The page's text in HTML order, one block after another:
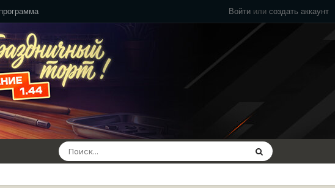
Войти или создать аккаунт